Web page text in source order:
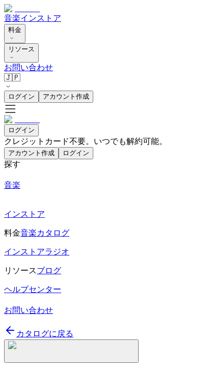
音楽インストア
料金
リソース
お問い合わせ
🇯🇵
ログイン アカウント作成
ログイン
クレジットカード不要。いつでも解約可能。
アカウント作成 ログイン
探す
音楽
インストア
料金音楽カタログ
インストアラジオ
リソースブログ
ヘルプセンター
お問い合わせ
カタログに戻る